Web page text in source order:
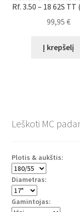
Rf. 3.50 – 18 62S
99,95 €
Į krepšelį
Leškoti MC
Plotis & aukštis:
Diametras:
Gamintojas: